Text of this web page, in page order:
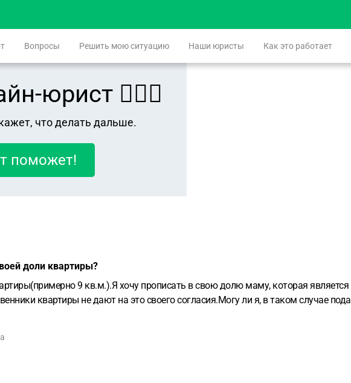
Вопросы Решить мою ситуацию Наши юристы Как это работает
юрист 👨🏻‍⚖️
что делать дальше.
поможет!
доли квартиры?
9 кв.м.).Я хочу прописать в свою долю маму, которая
квартиры не дают на это своего согласия.Могу ли я, в таком случае